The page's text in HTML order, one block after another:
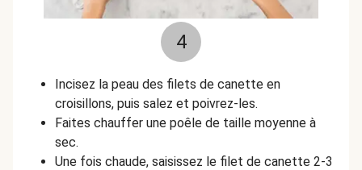
4
Incisez la peau des filets de canette en
croisillons, puis salez et poivrez-les.
Faites chauffer une poêle de taille moyenne à
sec.
Une fois chaude, saisissez le filet de canette 2-3